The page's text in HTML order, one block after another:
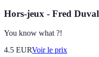
Hors-jeux - Fred Duval
You know what ?!
4.5 EURVoir le prix